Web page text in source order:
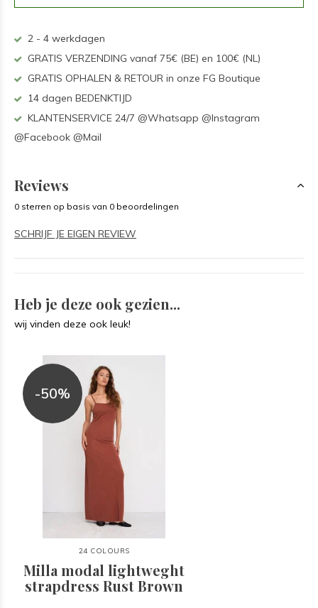
2 - 4 werkdagen
GRATIS VERZENDING vanaf 75€ (BE) en 100€ (NL)
GRATIS OPHALEN & RETOUR in onze FG Boutique
14 dagen BEDENKTIJD
KLANTENSERVICE 24/7 @Whatsapp @Instagram
@Facebook @Mail
Reviews
0 sterren op basis van 0 beoordelingen
SCHRIJF JE EIGEN REVIEW
Heb je deze ook gezien...
wij vinden deze ook leuk!
-50%
24 COLOURS
Milla modal lightweght
strapdress Rust Brown